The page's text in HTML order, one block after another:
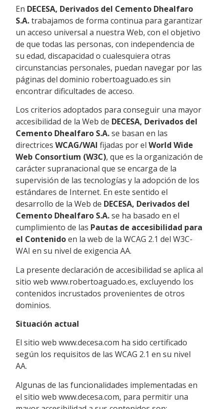
En DECESA, Derivados del Cemento Dhealfaro
S.A.trabajamos de forma continua para garantizar
un acceso universal a nuestra Web, con el objetivo
de que todas las personas, con independencia de
su edad, discapacidad o cualesquiera otras
circunstancias personales, puedan navegar por las
páginas del dominio robertoaguado.es sin
encontrar dificultades de acceso.
Los criterios adoptados para conseguir una mayor
accesibilidad de la Web de DECESA, Derivados del
Cemento Dhealfaro S.A.se basan en las
directrices WCAG/WAI fijadas por el World Wide
Web Consortium (W3C), que es la organización de
carácter supranacional que se encarga de la
supervisión de las tecnologías y la adopción de los
estándares de Internet. En este sentido el
desarrollo de la Web de DECESA, Derivados del
Cemento Dhealfaro S.A.se ha basado en el
cumplimiento de las Pautas de accesibilidad para
el Contenidoen la web de la WCAG 2.1 del W3C-
WAI en su nivel de exigencia AA.
La presente declaración de accesibilidad se aplica al
sitio web www.robertoaguado.es, excluyendo los
contenidos incrustados provenientes de otros
dominios.
Situación actual
El sitio web www.decesa.com ha sido certificado
según los requisitos de las WCAG 2.1 en su nivel
AA.
Algunas de las funcionalidades implementadas en
el sitio web www.decesa.com, para permitir una